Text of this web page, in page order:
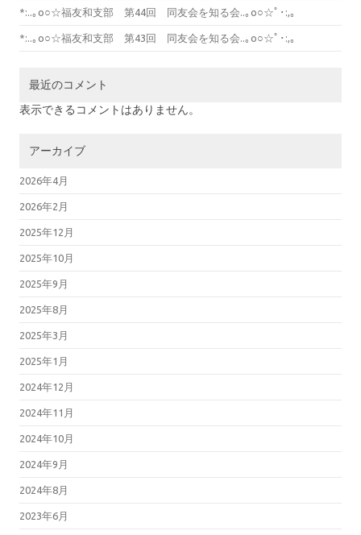
*:..｡o○☆福友和支部 第44回 同友会を知る会..｡o○☆ﾟ･:,｡
*:..｡o○☆福友和支部 第43回 同友会を知る会..｡o○☆ﾟ･:,｡
最近のコメント
表示できるコメントはありません。
アーカイブ
2026年4月
2026年2月
2025年12月
2025年10月
2025年9月
2025年8月
2025年3月
2025年1月
2024年12月
2024年11月
2024年10月
2024年9月
2024年8月
2023年6月